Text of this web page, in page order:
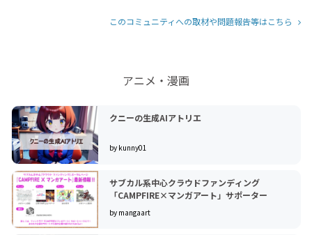
このコミュニティへの取材や問題報告等はこちら
アニメ・漫画
クニーの生成AIアトリエ
by kunny01
サブカル系中心クラウドファンディング
「CAMPFIRE×マンガアート」サポーター
by mangaart